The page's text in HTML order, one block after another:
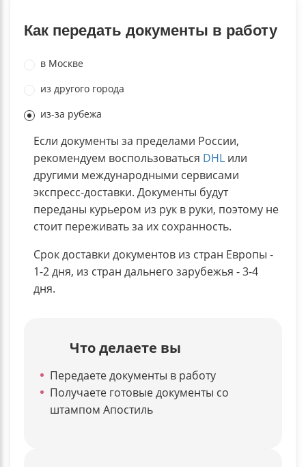
Как передать документы в работу
в Москве
из другого города
из-за рубежа
Если документы за пределами России,
рекомендуем воспользоваться DHL или
другими международными сервисами
экспресс-доставки. Документы будут
переданы курьером из рук в руки, поэтому не
стоит переживать за их сохранность.
Срок доставки документов из стран Европы -
1-2 дня, из стран дальнего зарубежья - 3-4
дня.
Что делаете вы
Передаете документы в работу
Получаете готовые документы со
штампом Апостиль